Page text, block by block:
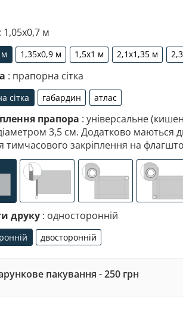
: 1,05х0,7 м
м
м
1,35х0,9 м
1,35х0,9 м
1,5х1 м
1,5х1 м
2,1х1,35 м
2,1х1,35 м
: прапорна сітка
сітка
сітка
габардин
габардин
атлас
атлас
прапора : універсальне
3,5 см. Додатково маються
тимчасового закріплення на
друку : односторонній
двосторонній
двосторонній
пакування - 250 грн